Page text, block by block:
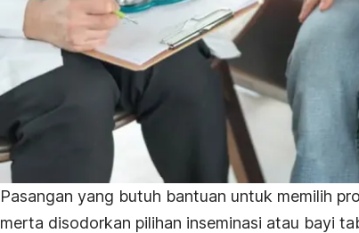
Pasangan yang butuh bantuan untuk memilih
merta disodorkan pilihan inseminasi atau bayi